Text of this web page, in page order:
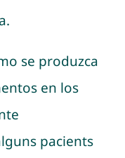
se produzca
en los
pacients